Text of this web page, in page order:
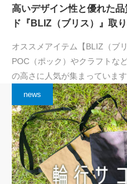
高いデザイン性と優れた
ド『BLIZ（ブリス）』取
オススメアイテム【BLIZ（ブ
POC（ポック）やクラフトな
の高さに人気が集まっていま
news